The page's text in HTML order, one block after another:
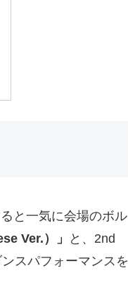
と一気に会場のボル
Ver.）」
と、2nd
スパフォーマンスを